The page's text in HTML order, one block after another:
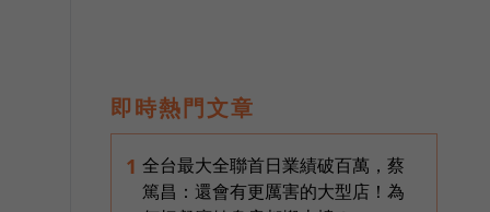
即時熱門文章
1 全台最大全聯首日業績破百萬，蔡
篤昌：還會有更厲害的大型店！為